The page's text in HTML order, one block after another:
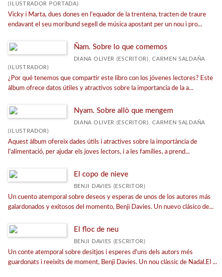
(ILUSTRADOR PORTADA)
Vicky i Marta, dues dones en l'equador de la trentena, tracten de traure
endavant el seu moribund segell de música apostant per un nou i pro...
Ñam. Sobre lo que comemos
DIANA OLIVER (ESCRITOR), CARMEN SALDAÑA
(ILUSTRADOR)
¿Por qué tenemos que compartir este libro con los jóvenes lectores? Este
álbum ofrece datos útiles y atractivos sobre la importancia de la a...
Nyam. Sobre allò que mengem
DIANA OLIVER (ESCRITOR), CARMEN SALDAÑA
(ILUSTRADOR)
Aquest àlbum ofereix dades útils i atractives sobre la importància de
l'alimentació, per ajudar els joves lectors, i a les famílies, a prend...
El copo de nieve
BENJI DAVIES (ESCRITOR)
Un cuento atemporal sobre deseos y esperas de unos de los autores más
galardonados y exitosos del momento, Benji Davies. Un nuevo clásico de...
El floc de neu
BENJI DAVIES (ESCRITOR)
Un conte atemporal sobre desitjos i esperes d'uns dels autors més
guardonats i reeixits de moment, Benji Davies. Un nou clàssic de Nadal.El ...